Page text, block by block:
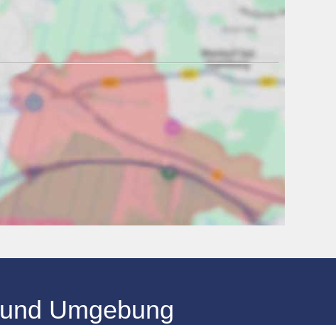
und Umgebung